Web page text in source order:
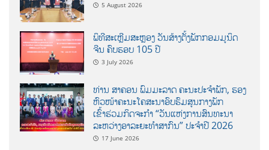
5 August 2026
ພິທີສະເຫຼີມສະຫຼອງ ວັນສ້າງຕັ້ງພັກກອມມູນິດ
ຈີນ ຄົບຮອບ 105 ປີ
3 July 2026
ທ່ານ ສາຄອນ ພົມມະລາດ ຄະນະປະຈໍາພັກ, ຮອງ
ຫົວໜ້າຄະນະໂຄສະນາອົບຮົມສູນກາງພັກ
ເຂົ້າຮ່ວມກິດຈະກຳ “ວັນແຫ່ງການສົນທະນາ
ລະຫວ່າງອາລະຍະທຳສາກົນ” ປະຈຳປີ 2026
17 June 2026